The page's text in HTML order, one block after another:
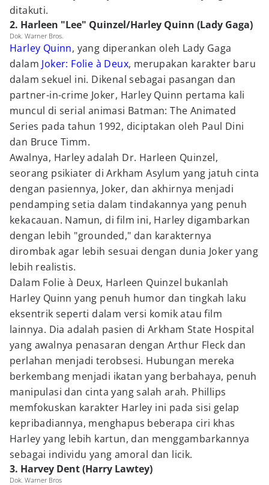
ditakuti.
2. Harleen "Lee" Quinzel/Harley Quinn (Lady Gaga)
Dok. Warner Bros.
Harley Quinn, yang diperankan oleh Lady Gaga
dalam Joker: Folie à Deux, merupakan karakter baru
dalam sekuel ini. Dikenal sebagai pasangan dan
partner-in-crime Joker, Harley Quinn pertama kali
muncul di serial animasi Batman: The Animated
Series pada tahun 1992, diciptakan oleh Paul Dini
dan Bruce Timm.
Awalnya, Harley adalah Dr. Harleen Quinzel,
seorang psikiater di Arkham Asylum yang jatuh cinta
dengan pasiennya, Joker, dan akhirnya menjadi
pendamping setia dalam tindakannya yang penuh
kekacauan. Namun, di film ini, Harley digambarkan
dengan lebih "grounded," dan karakternya
dirombak agar lebih sesuai dengan dunia Joker yang
lebih realistis.
Dalam Folie à Deux, Harleen Quinzel bukanlah
Harley Quinn yang penuh humor dan tingkah laku
eksentrik seperti dalam versi komik atau film
lainnya. Dia adalah pasien di Arkham State Hospital
yang awalnya penasaran dengan Arthur Fleck dan
perlahan menjadi terobsesi. Hubungan mereka
berkembang menjadi ikatan yang berbahaya, penuh
manipulasi dan cinta yang salah arah. Phillips
memfokuskan karakter Harley ini pada sisi gelap
kepribadiannya, menghapus beberapa ciri khas
Harley yang lebih kartun, dan menggambarkannya
sebagai individu yang amoral dan licik.
3. Harvey Dent (Harry Lawtey)
Dok. Warner Bros